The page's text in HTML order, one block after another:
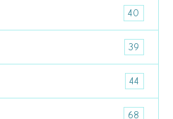
40
39
44
68